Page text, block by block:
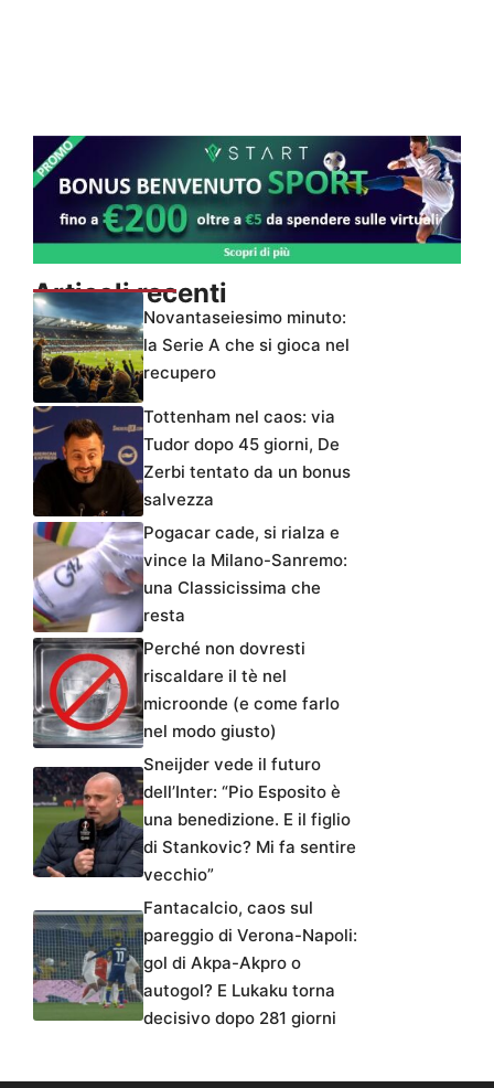
Articoli recenti
Novantaseiesimo minuto:
la Serie A che si gioca nel
recupero
Tottenham nel caos: via
Tudor dopo 45 giorni, De
Zerbi tentato da un bonus
salvezza
Pogacar cade, si rialza e
vince la Milano-Sanremo:
una Classicissima che
resta
Perché non dovresti
riscaldare il tè nel
microonde (e come farlo
nel modo giusto)
Sneijder vede il futuro
dell’Inter: “Pio Esposito è
una benedizione. E il figlio
di Stankovic? Mi fa sentire
vecchio”
Fantacalcio, caos sul
pareggio di Verona-Napoli:
gol di Akpa-Akpro o
autogol? E Lukaku torna
decisivo dopo 281 giorni